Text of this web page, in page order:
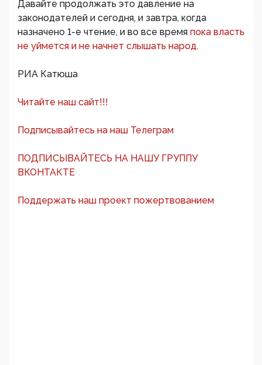
Давайте продолжать это давление на
законодателей и сегодня, и завтра, когда
назначено 1-е чтение, и во все время пока власть
не уймется и не начнет слышать народ.
РИА Катюша
Читайте наш сайт!!!
Подписывайтесь на наш Телеграм
ПОДПИСЫВАЙТЕСЬ НА НАШУ ГРУППУ
ВКОНТАКТЕ
Поддержать наш проект пожертвованием